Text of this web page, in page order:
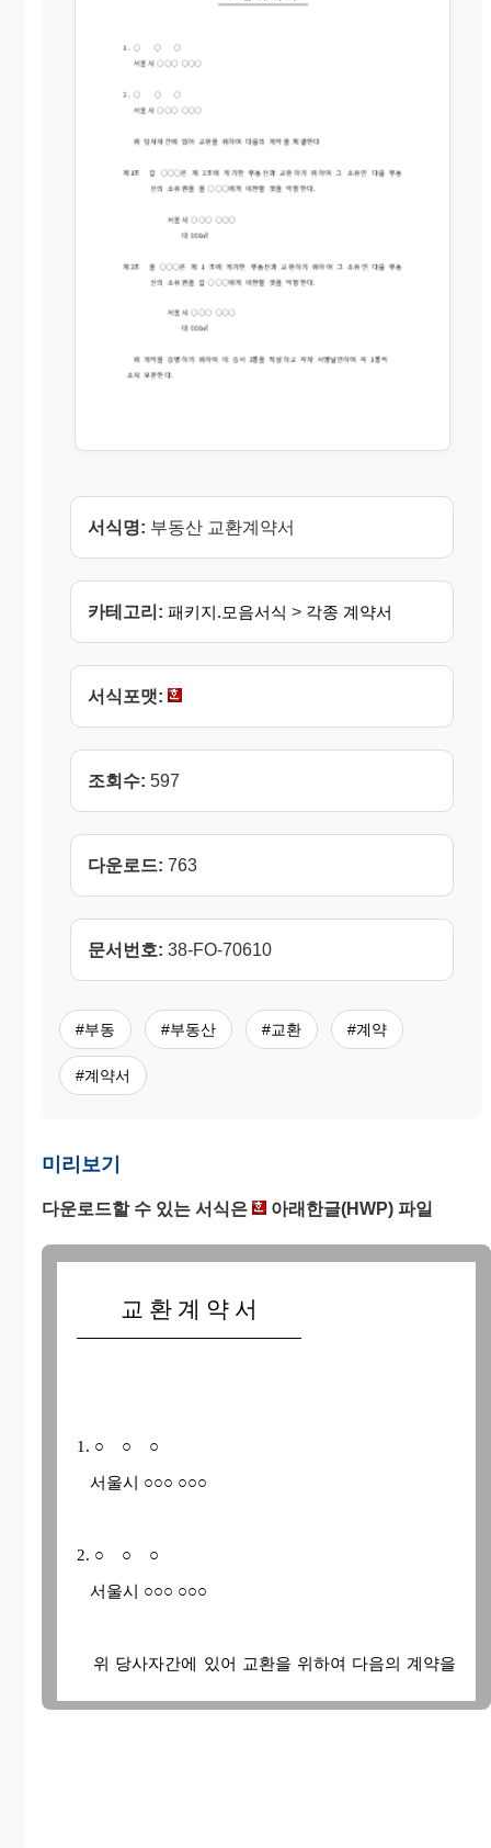
서식명: 부동산 교환계약서
카테고리: 패키지.모음서식 > 각종 계약서
서식포맷:
조회수: 597
다운로드: 763
문서번호: 38-FO-70610
#부동 #부동산 #교환 #계약
#계약서
미리보기
다운로드할 수 있는 서식은 아래한글(HWP) 파일
교 환 계 약 서
1. ○ ○ ○
서울시 ○○○ ○○○
2. ○ ○ ○
서울시 ○○○ ○○○
위 당사자간에 있어 교환을 위하여 다음의 계약을
체결한다